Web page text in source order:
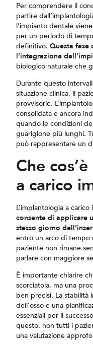
Per comprendere il
partire
l’impianto dentale
per un periodo di
definitivo. Questa fase
l’integrazione
biologico naturale che
Durante questo
situazione clinica, il
provvisorie.
consolidata e ancora
quando le condizioni
guarigione più lunghi.
può rappresentare un
Che
a carico
L’implantologia a
consente di applicare
stesso giorno
entro un arco di tempo
paziente non rimane
parlare con maggiore
È importante chiarire
scorciatoia, ma una
ben precisi. La stabilità
dell’osso e una
essenziali per il
questo, non tutti i
una valutazione